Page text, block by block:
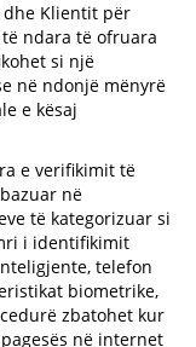
dhe Klientit për
ndara të ofruara
si një
në ndonjë mënyrë
e kësaj
e verifikimit të
në
të kategorizuar si
i identifikimit
telefon
biometrike,
zbatohet kur
në internet